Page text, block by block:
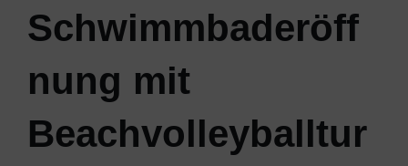
Schwimmbaderöff
nung mit
Beachvolleyballtur